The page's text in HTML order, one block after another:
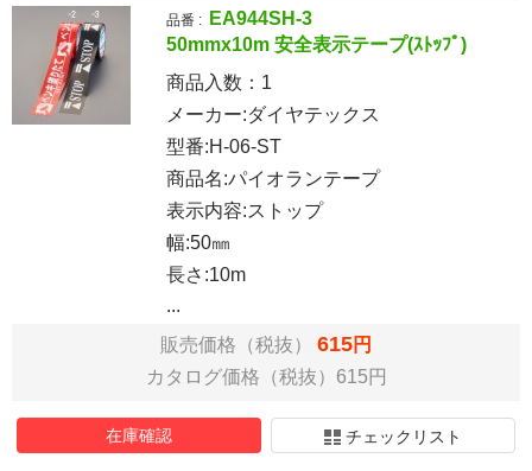
品番 :
EA944SH-3
50mmx10m 安全表示テープ(ｽﾄｯﾌﾟ)
商品入数： 1
メーカー:ダイヤテックス
型番:H-06-ST
商品名:パイオランテープ
表示内容:ストップ
幅:50㎜
長さ:10m
...
販売価格（税抜） 615円
カタログ価格（税抜）615円
在庫確認 チェックリスト